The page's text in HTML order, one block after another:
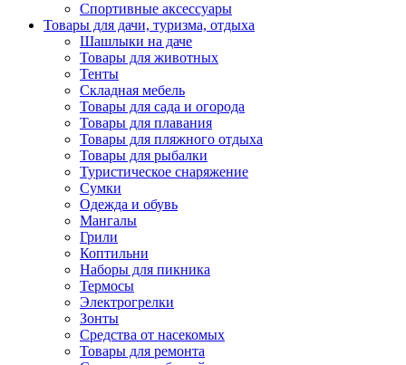
Спортивные аксессуары
Товары для дачи, туризма, отдыха
Шашлыки на даче
Товары для животных
Тенты
Складная мебель
Товары для сада и огорода
Товары для плавания
Товары для пляжного отдыха
Товары для рыбалки
Туристическое снаряжение
Сумки
Одежда и обувь
Мангалы
Грили
Коптильни
Наборы для пикника
Термосы
Электрогрелки
Зонты
Средства от насекомых
Товары для ремонта